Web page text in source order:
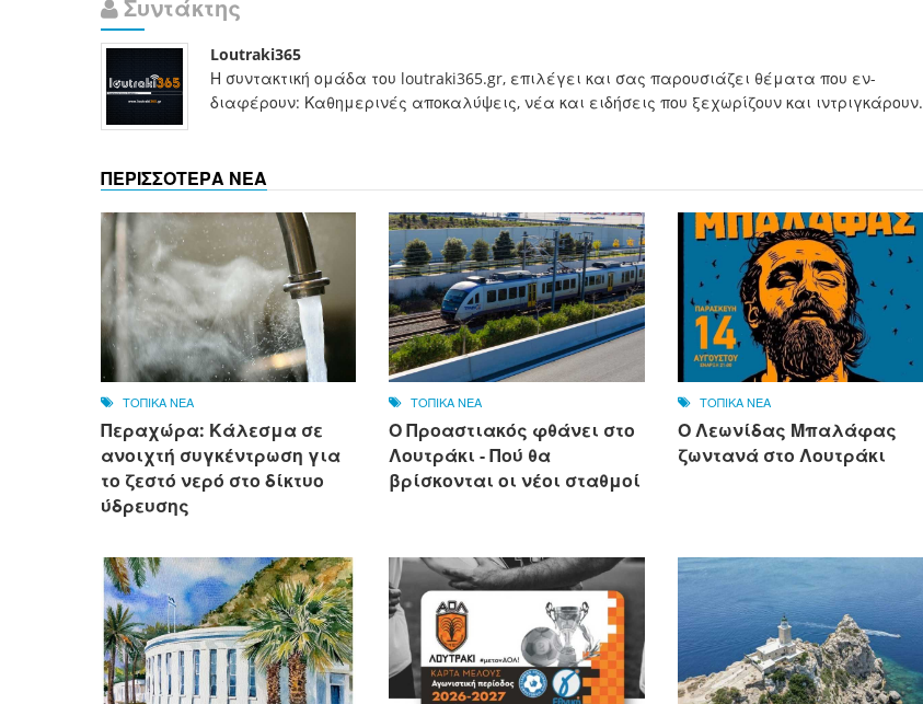
Συντάκτης
Loutraki365
Η συντακτική ομάδα του loutraki365.gr, επιλέγει και σας παρουσιάζει θέματα που εν-
διαφέρουν: Καθημερινές αποκαλύψεις, νέα και ειδήσεις που ξεχωρίζουν και ιντριγκάρουν.
ΠΕΡΙΣΣΟΤΕΡΑ ΝΕΑ
ΤΟΠΙΚΑ ΝΕΑ
Περαχώρα: Κάλεσμα σε
ανοιχτή συγκέντρωση για
το ζεστό νερό στο δίκτυο
ύδρευσης
ΤΟΠΙΚΑ ΝΕΑ
Ο Προαστιακός φθάνει στο
Λουτράκι - Πού θα
βρίσκονται οι νέοι σταθμοί
ΤΟΠΙΚΑ ΝΕΑ
Ο Λεωνίδας Μπαλάφας
ζωντανά στο Λουτράκι